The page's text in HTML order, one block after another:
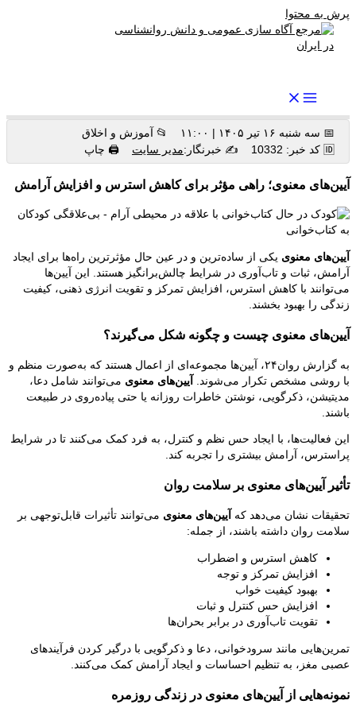
پرش به محتوا
📅 سه شنبه ۱۶ تیر ۱۴۰۵ | ۱۱:۰۰
📂 آموزش و اخلاق
🆔 کد خبر: 10332
✍️ خبرنگار:مدیر سایت 🖨 چاپ
آیین‌های معنوی؛ راهی مؤثر برای کاهش استرس و افزایش آرامش
آیین‌های معنوی یکی از ساده‌ترین و در عین حال مؤثرترین راه‌ها برای ایجاد
آرامش، ثبات و تاب‌آوری در شرایط چالش‌برانگیز هستند. این آیین‌ها
می‌توانند با کاهش استرس، افزایش تمرکز و تقویت انرژی ذهنی، کیفیت
زندگی را بهبود بخشند.
آیین‌های معنوی چیست و چگونه شکل می‌گیرند؟
به گزارش روان۲۴، آیین‌ها مجموعه‌ای از اعمال هستند که به‌صورت منظم و
با روشی مشخص تکرار می‌شوند.
آیین‌های معنوی می‌توانند شامل دعا،
مدیتیشن، ذکرگویی، نوشتن خاطرات روزانه یا حتی پیاده‌روی در طبیعت
باشند.
این فعالیت‌ها، با ایجاد حس نظم و کنترل، به فرد کمک می‌کنند تا در شرایط
پراسترس، آرامش بیشتری را تجربه کند.
تأثیر آیین‌های معنوی بر سلامت روان
تحقیقات نشان می‌دهد که آیین‌های معنوی می‌توانند تأثیرات قابل‌توجهی بر
سلامت روان داشته باشند، از جمله:
کاهش استرس و اضطراب
افزایش تمرکز و توجه
بهبود کیفیت خواب
افزایش حس کنترل و ثبات
تقویت تاب‌آوری در برابر بحران‌ها
تمرین‌هایی مانند سرودخوانی، دعا و ذکرگویی با درگیر کردن فرآیندهای
عصبی مغز، به تنظیم احساسات و ایجاد آرامش کمک می‌کنند.
نمونه‌هایی از آیین‌های معنوی در زندگی روزمره